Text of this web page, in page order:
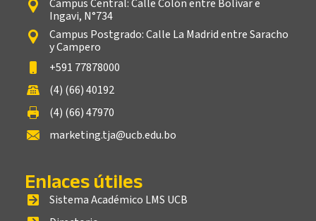
Campus Central: Calle Colón entre Bolívar e
Ingavi, N°734
Campus Postgrado: Calle La Madrid entre Saracho
y Campero
+591 77878000
(4) (66) 40192
(4) (66) 47970
marketing.tja@ucb.edu.bo
Enlaces útiles
Sistema Académico LMS UCB